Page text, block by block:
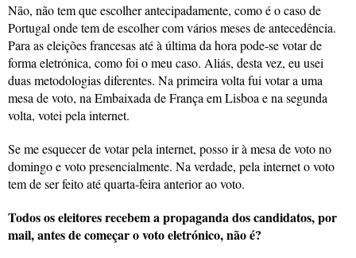
Não, não tem que escolher antecipadamente, como é o caso de
Portugal onde tem de escolher com vários meses de antecedência.
Para as eleições francesas até à última da hora pode-se votar de
forma eletrónica, como foi o meu caso. Aliás, desta vez, eu usei
duas metodologias diferentes. Na primeira volta fui votar a uma
mesa de voto, na Embaixada de França em Lisboa e na segunda
volta, votei pela internet.
Se me esquecer de votar pela internet, posso ir à mesa de voto no
domingo e voto presencialmente. Na verdade, pela internet o voto
tem de ser feito até quarta-feira anterior ao voto.
Todos os eleitores recebem a propaganda dos candidatos, por
mail, antes de começar o voto eletrónico, não é?